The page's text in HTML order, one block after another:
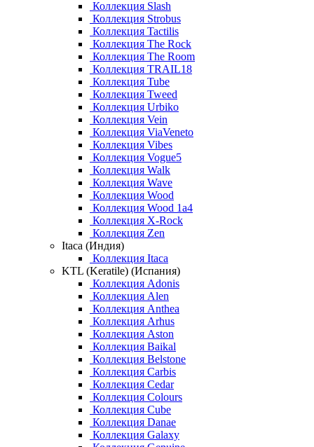
Коллекция Slash
Коллекция Strobus
Коллекция Tactilis
Коллекция The Rock
Коллекция The Room
Коллекция TRAIL18
Коллекция Tube
Коллекция Tweed
Коллекция Urbiko
Коллекция Vein
Коллекция ViaVeneto
Коллекция Vibes
Коллекция Vogue5
Коллекция Walk
Коллекция Wave
Коллекция Wood
Коллекция Wood 1a4
Коллекция X-Rock
Коллекция Zen
Itaca (Индия)
Коллекция Itaca
KTL (Keratile) (Испания)
Коллекция Adonis
Коллекция Alen
Коллекция Anthea
Коллекция Arhus
Коллекция Aston
Коллекция Baikal
Коллекция Belstone
Коллекция Carbis
Коллекция Cedar
Коллекция Colours
Коллекция Cube
Коллекция Danae
Коллекция Galaxy